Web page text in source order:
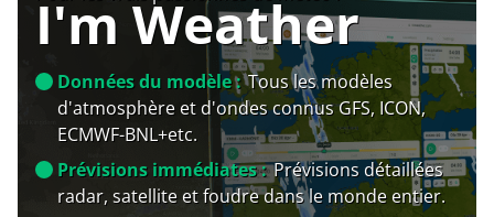
I'm Weather
Données du modèle : Tous les modèles
d'atmosphère et d'ondes connus GFS, ICON,
ECMWF-BNL+etc.
Prévisions immédiates : Prévisions détaillées
radar, satellite et foudre dans le monde entier.